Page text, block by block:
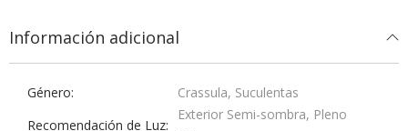
Información adicional
Género
Crassula, Suculentas
Recomendación de Luz
Exterior Semi-sombra, Pleno